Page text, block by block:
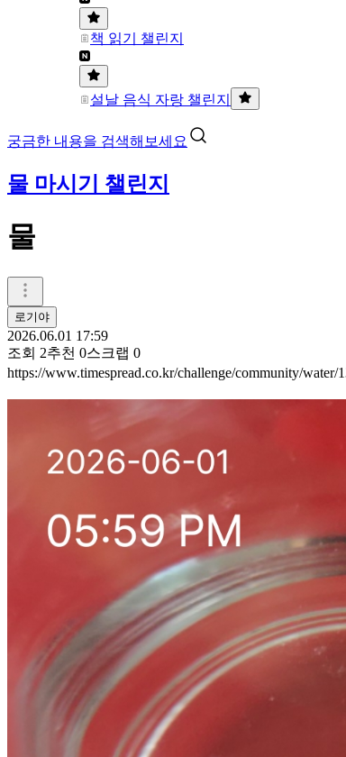
책 읽기 챌린지
설날 음식 자랑 챌린지
궁금한 내용을 검색해보세요
물 마시기 챌린지
물
로기야
2026.06.01 17:59
조회 2추천 0스크랩 0
https://www.timespread.co.kr/challenge/community/water/